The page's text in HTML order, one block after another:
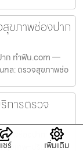
ขภาพช่องปาก
าก ทำฟัน.com —
ล: ตรวจสุขภาพช่อ
การตรวจ
าพช่องปาก
รุงเทพ–ปริมณฑล:
ชร์ เพิ่มเติม